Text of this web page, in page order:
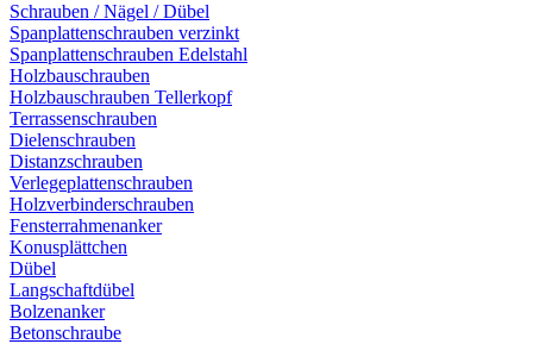
Schrauben / Nägel / Dübel
Spanplattenschrauben verzinkt
Spanplattenschrauben Edelstahl
Holzbauschrauben
Holzbauschrauben Tellerkopf
Terrassenschrauben
Dielenschrauben
Distanzschrauben
Verlegeplattenschrauben
Holzverbinderschrauben
Fensterrahmenanker
Konusplättchen
Dübel
Langschaftdübel
Bolzenanker
Betonschraube